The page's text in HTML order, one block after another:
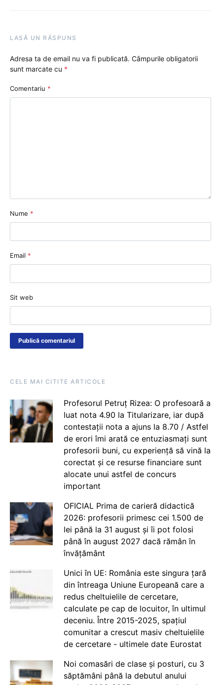
LASĂ UN RĂSPUNS
Adresa ta de email nu va fi publicată. Câmpurile obligatorii
sunt marcate cu *
Comentariu *
Nume *
Email *
Sit web
CELE MAI CITITE ARTICOLE
Profesorul Petruț Rizea: O profesoară a
luat nota 4.90 la Titularizare, iar după
contestații nota a ajuns la 8.70 / Astfel
de erori îmi arată ce entuziasmați sunt
profesorii buni, cu experiență să vină la
corectat și ce resurse financiare sunt
alocate unui astfel de concurs
important
OFICIAL Prima de carieră didactică
2026: profesorii primesc cei 1.500 de
lei până la 31 august și îi pot folosi
până în august 2027 dacă rămân în
învățământ
Unici în UE: România este singura țară
din întreaga Uniune Europeană care a
redus cheltuielile de cercetare,
calculate pe cap de locuitor, în ultimul
deceniu. Între 2015-2025, spațiul
comunitar a crescut masiv cheltuielile
de cercetare - ultimele date Eurostat
Noi comasări de clase și posturi, cu 3
săptămâni până la debutul anului